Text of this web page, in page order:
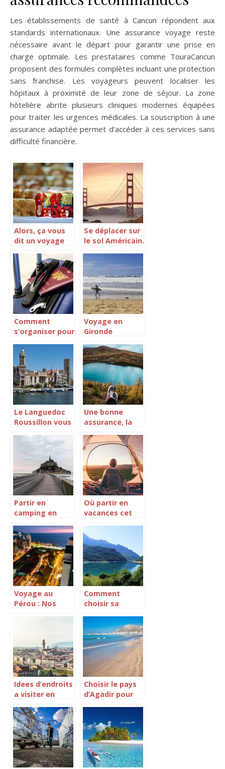
Les établissements de santé à Cancun répondent aux
standards internationaux. Une assurance voyage reste
nécessaire avant le départ pour garantir une prise en
charge optimale. Les prestataires comme TouraCancun
proposent des formules complètes incluant une protection
sans franchise. Les voyageurs peuvent localiser les
hôpitaux à proximité de leur zone de séjour. La zone
hôtelière abrite plusieurs cliniques modernes équipées
pour traiter les urgences médicales. La souscription à une
assurance adaptée permet d'accéder à ces services sans
difficulté financière.
Alors, ça vous
dit un voyage
Se déplacer sur
le sol Américain.
Comment
s’organiser pour
Voyage ?
Voyage en
Gironde
Le Languedoc
Roussillon vous
portes !
Une bonne
assurance, la
voyage serein
Partir en
camping en
Où partir en
vacances cet
Voyage au
Pérou : Nos
Comment
choisir sa
voyage ? Nos
conseils
Idees d’endroits
a visiter en
Choisir le pays
d’Agadir pour
Noel